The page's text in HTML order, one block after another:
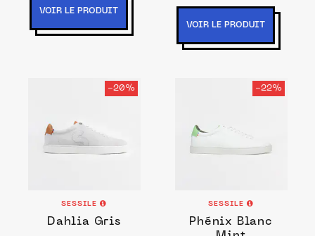
VOIR LE PRODUIT
VOIR LE PRODUIT
-20%
SESSILE
Dahlia Gris
-22%
SESSILE
Phénix Blanc